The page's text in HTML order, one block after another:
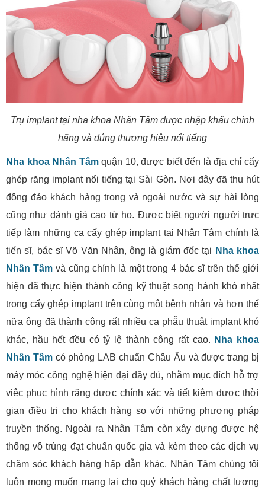
Trụ implant tại nha khoa Nhân Tâm được nhập khẩu chính
hãng và đúng thương hiệu nổi tiếng
Nha khoa Nhân Tâmquận 10, được biết đến là địa chỉ cấy
ghép răng implant nổi tiếng tại Sài Gòn. Nơi đây đã thu hút
đông đảo khách hàng trong và ngoài nước và sự hài lòng
cũng như đánh giá cao từ họ. Được biết người người trực
tiếp làm những ca cấy ghép implant tại Nhân Tâm chính là
tiến sĩ, bác sĩ Võ Văn Nhân, ông là giám đốc tại Nha khoa
Nhân Tâmvà cũng chính là một trong 4 bác sĩ trên thế giới
hiện đã thực hiện thành công kỹ thuật song hành khó nhất
trong cấy ghép implant trên cùng một bệnh nhân và hơn thế
nữa ông đã thành công rất nhiều ca phẫu thuật implant khó
khác, hầu hết đều có tỷ lệ thành công rất cao. Nha khoa
Nhân Tâmcó phòng LAB chuẩn Châu Âu và được trang bị
máy móc công nghệ hiện đại đầy đủ, nhằm mục đích hỗ trợ
việc phục hình răng được chính xác và tiết kiệm được thời
gian điều trị cho khách hàng so với những phương pháp
truyền thống. Ngoài ra Nhân Tâm còn xây dựng được hệ
thống vô trùng đạt chuẩn quốc gia và kèm theo các dịch vụ
chăm sóc khách hàng hấp dẫn khác. Nhân Tâm chúng tôi
luôn mong muốn mang lại cho quý khách hàng chất lượng